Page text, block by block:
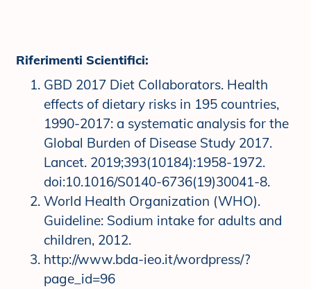
Riferimenti Scientifici:
GBD 2017 Diet Collaborators. Health
effects of dietary risks in 195 countries,
1990-2017: a systematic analysis for the
Global Burden of Disease Study 2017.
Lancet. 2019;393(10184):1958‐1972.
doi:10.1016/S0140-6736(19)30041-8.
World Health Organization (WHO).
Guideline: Sodium intake for adults and
children, 2012.
http://www.bda-ieo.it/wordpress/?
page_id=96